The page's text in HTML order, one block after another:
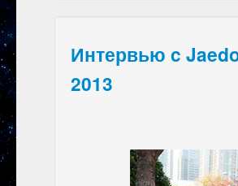
Интервью c
2013